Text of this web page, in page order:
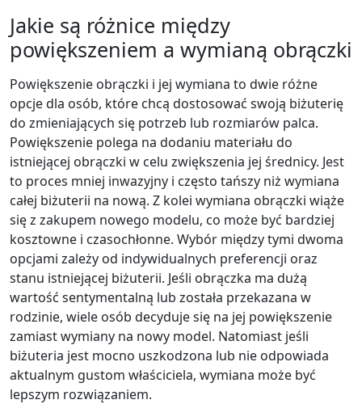
Jakie są różnice między
powiększeniem a wymianą obrączki
Powiększenie obrączki i jej wymiana to dwie różne
opcje dla osób, które chcą dostosować swoją biżuterię
do zmieniających się potrzeb lub rozmiarów palca.
Powiększenie polega na dodaniu materiału do
istniejącej obrączki w celu zwiększenia jej średnicy. Jest
to proces mniej inwazyjny i często tańszy niż wymiana
całej biżuterii na nową. Z kolei wymiana obrączki wiąże
się z zakupem nowego modelu, co może być bardziej
kosztowne i czasochłonne. Wybór między tymi dwoma
opcjami zależy od indywidualnych preferencji oraz
stanu istniejącej biżuterii. Jeśli obrączka ma dużą
wartość sentymentalną lub została przekazana w
rodzinie, wiele osób decyduje się na jej powiększenie
zamiast wymiany na nowy model. Natomiast jeśli
biżuteria jest mocno uszkodzona lub nie odpowiada
aktualnym gustom właściciela, wymiana może być
lepszym rozwiązaniem.